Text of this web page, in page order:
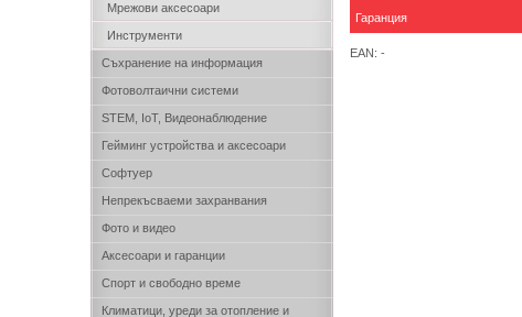
Мрежови аксесоари
Инструменти
Съхранение на информация
Фотоволтаични системи
STEM, IoT, Видеонаблюдение
Гейминг устройства и аксесоари
Софтуер
Непрекъсваеми захранвания
Фото и видео
Аксесоари и гаранции
Спорт и свободно време
Климатици, уреди за отопление и
Гаранция
EAN: -